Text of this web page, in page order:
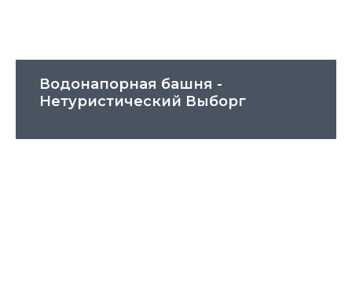
Водонапорная башня -
Нетуристический Выборг